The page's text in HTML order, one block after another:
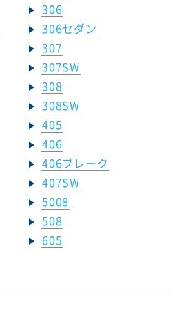
306
306セダン
307
307SW
308
308SW
405
406
406ブレーク
407SW
5008
508
605